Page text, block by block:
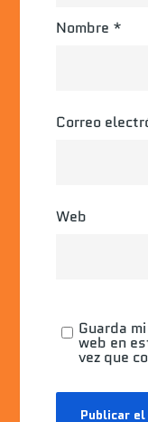
Nombre *
Correo
Web
Guarda
web en
vez que